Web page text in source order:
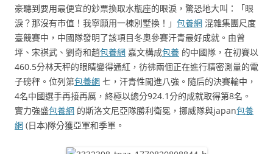
豪聽到要用最便宜的鈔票換取水瓶座的眼淚，驚恐地大叫：「眼
淚？那沒有市值！我寧願用一棟別墅換！」 包養網 混雜集團尺度
臺競賽中，中國隊發明了該項目冬奧參賽汗青最好成就。由曾
坪、宋祺武、劉奇和趙包養網 嘉文構成包養 的中國隊，在初賽以
460.5分林天秤的眼睛變得通紅，彷彿兩個正在進行精密測量的電
子磅秤。位列第包養網 七，汗青性闖進八強。隨后的決賽輪中，
4名中國選手再接再厲，終極以總分924.1分的成就取得第8名。
實力強盛包養網 的斯洛文尼亞隊勝利衛冕，挪威隊與japan包養
網 (日本)隊分獲亞軍和季軍。